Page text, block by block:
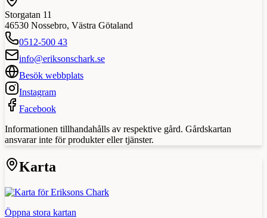
Storgatan 11
46530 Nossebro, Västra Götaland
0512-500 43
info@eriksonschark.se
Besök webbplats
Instagram
Facebook
Informationen tillhandahålls av respektive gård. Gårdskartan
ansvarar inte för produkter eller tjänster.
Karta
Öppna stora kartan